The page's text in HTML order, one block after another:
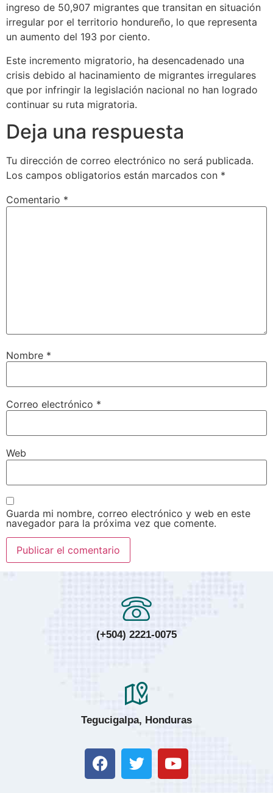
ingreso de 50,907 migrantes que transitan en situación
irregular por el territorio hondureño, lo que representa
un aumento del 193 por ciento.
Este incremento migratorio, ha desencadenado una
crisis debido al hacinamiento de migrantes irregulares
que por infringir la legislación nacional no han logrado
continuar su ruta migratoria.
Deja una respuesta
Tu dirección de correo electrónico no será publicada.
Los campos obligatorios están marcados con *
Comentario *
Nombre *
Correo electrónico *
Web
Guarda mi nombre, correo electrónico y web en este
navegador para la próxima vez que comente.
(+504) 2221-0075
Tegucigalpa, Honduras